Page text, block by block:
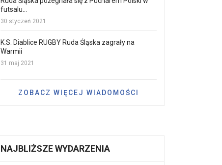
futsalu...
30 styczeń 2021
K.S. Diablice RUGBY Ruda Śląska zagrały na
Warmii
31 maj 2021
ZOBACZ WIĘCEJ WIADOMOŚCI
NAJBLIŻSZE WYDARZENIA